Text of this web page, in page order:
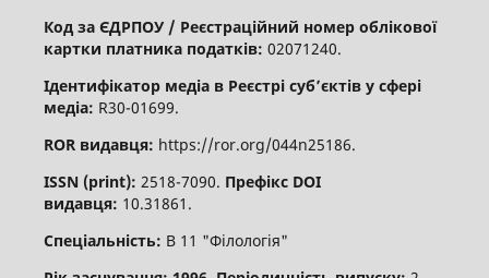
Код за ЄДРПОУ / Реєстраційний номер облікової
картки платника податків: 02071240.
Ідентифікатор медіа в Реєстрі суб’єктів у сфері
медіа: R30-01699.
ROR видавця: https://ror.org/044n25186.
ISSN (print): 2518-7090. Префікс DOI
видавця: 10.31861.
Спеціальність: В 11 "Філологія"